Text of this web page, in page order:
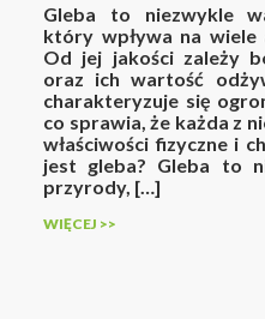
Gleba to niezwykle
który wpływa na wiele
Od jej jakości zależy
oraz ich wartość
charakteryzuje się
co sprawia, że każda z
właściwości fizyczne i
jest gleba? Gleba to
przyrody, […]
WIĘCEJ >>